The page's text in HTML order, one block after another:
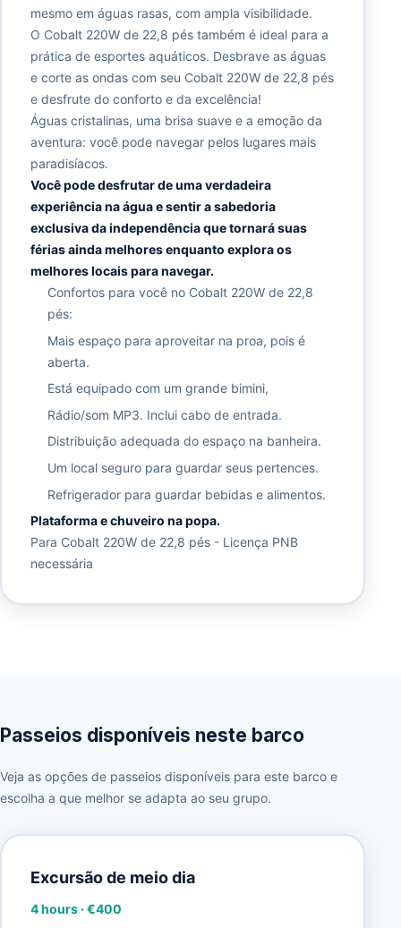
mesmo em águas rasas, com ampla visibilidade.
O Cobalt 220W de 22,8 pés também é ideal para a
prática de esportes aquáticos. Desbrave as águas
e corte as ondas com seu Cobalt 220W de 22,8 pés
e desfrute do conforto e da excelência!
Águas cristalinas, uma brisa suave e a emoção da
aventura: você pode navegar pelos lugares mais
paradisíacos.
Você pode desfrutar de uma verdadeira
experiência na água e sentir a sabedoria
exclusiva da independência que tornará suas
férias ainda melhores enquanto explora os
melhores locais para navegar.
Confortos para você no Cobalt 220W de 22,8
pés:
Mais espaço para aproveitar na proa, pois é
aberta.
Está equipado com um grande bimini,
Rádio/som MP3. Inclui cabo de entrada.
Distribuição adequada do espaço na banheira.
Um local seguro para guardar seus pertences.
Refrigerador para guardar bebidas e alimentos.
Plataforma e chuveiro na popa.
Para Cobalt 220W de 22,8 pés - Licença PNB
necessária
Passeios disponíveis neste barco
Veja as opções de passeios disponíveis para este barco e
escolha a que melhor se adapta ao seu grupo.
Excursão de meio dia
4 hours·€400